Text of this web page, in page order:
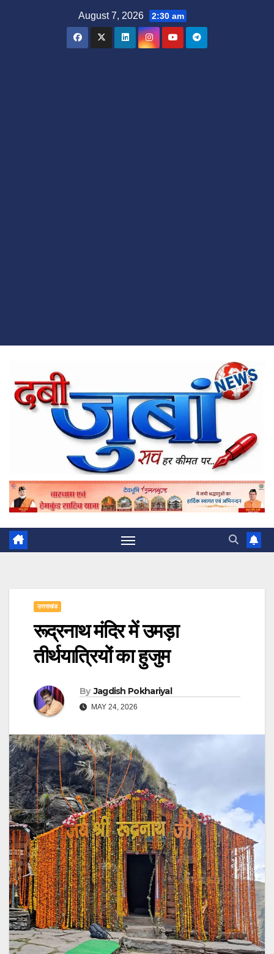
August 7, 2026 2:30 am
उत्तराखंड
रूद्रनाथ मंदिर में उमड़ा
तीर्थयात्रियों का हुजुम
By Jagdish Pokhariyal
MAY 24, 2026